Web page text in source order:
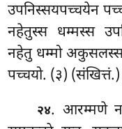
उपनिस्सयपच्चयेन
नहेतुस्स धम्मस्स
नहेतु धम्मो
पच्चयो. (३) (संखित्तं.)
२४. आरम्मणे